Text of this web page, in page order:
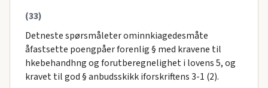
(33)
Detneste spørsmåleter ominnkiagedesmåte
åfastsette poengpåer forenlig § med kravene til
hkebehandhng og forutberegnelighet i lovens 5, og
kravet til god § anbudsskikk iforskriftens 3-1 (2).